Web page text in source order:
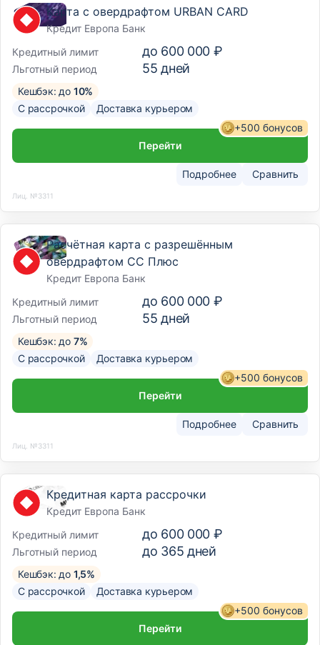
Карта с овердрафтом URBAN CARD
Кредит Европа Банк
Кредитный лимит
до 600 000 ₽
Льготный период 55 дней
Кешбэк: до 10%
С рассрочкой
Доставка курьером
Подробнее Сравнить
+500 бонусов
Перейти
Лиц. №3311
Расчётная карта с разрешённым
овердрафтом CC Плюс
Кредит Европа Банк
Кредитный лимит
до 600 000 ₽
Льготный период 55 дней
Кешбэк: до 7%
С рассрочкой
Доставка курьером
Подробнее Сравнить
+500 бонусов
Перейти
Лиц. №3311
Кредитная карта рассрочки
Кредит Европа Банк
Кредитный лимит
до 600 000 ₽
Льготный период до 365 дней
Кешбэк: до 1,5%
С рассрочкой
Доставка курьером
+500 бонусов
Перейти